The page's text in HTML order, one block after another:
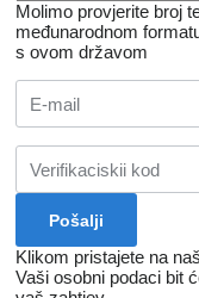
Molimo provjerite broj
međunarodnom
s ovom državom
Klikom pristajete na
Vaši osobni podaci bit